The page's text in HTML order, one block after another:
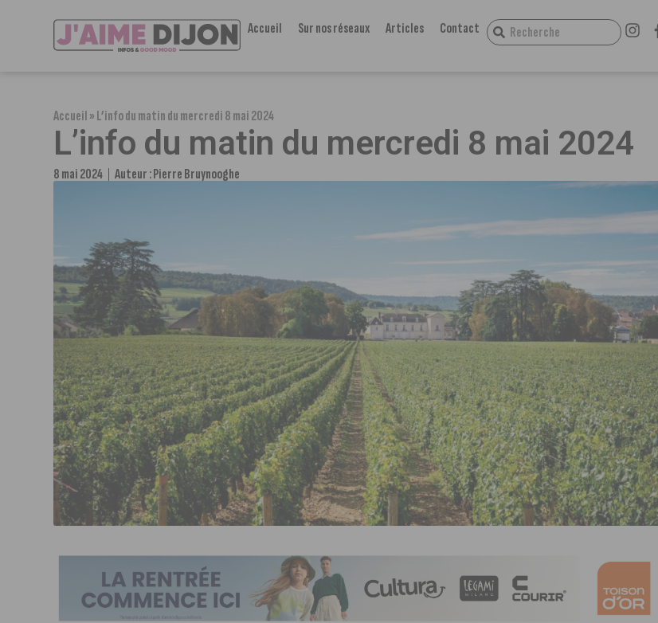
Accueil Sur nos réseaux Articles Contact
Accueil»L’info du matin du mercredi 8 mai 2024
L’info du matin du mercredi 8 mai 2024
8 mai 2024 Auteur :Pierre Bruynooghe